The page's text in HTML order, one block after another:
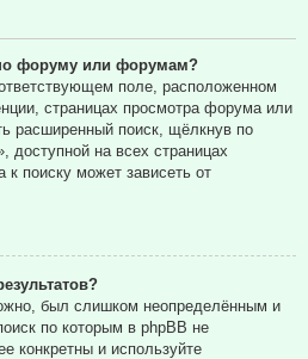
форуму или форумам?
поле, расположенном
страницах просмотра форума или
расширенный поиск, щёлкнув по
доступной на всех страницах
поиску может зависеть от
был слишком неопределённым и
по которым в phpBB не
конкретны и используйте